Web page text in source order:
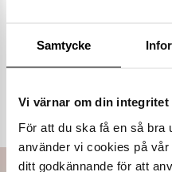
Samtycke
Vi värnar om din integritet
För att du ska få en så bra
använder vi cookies på
ditt godkännande för att
Populära